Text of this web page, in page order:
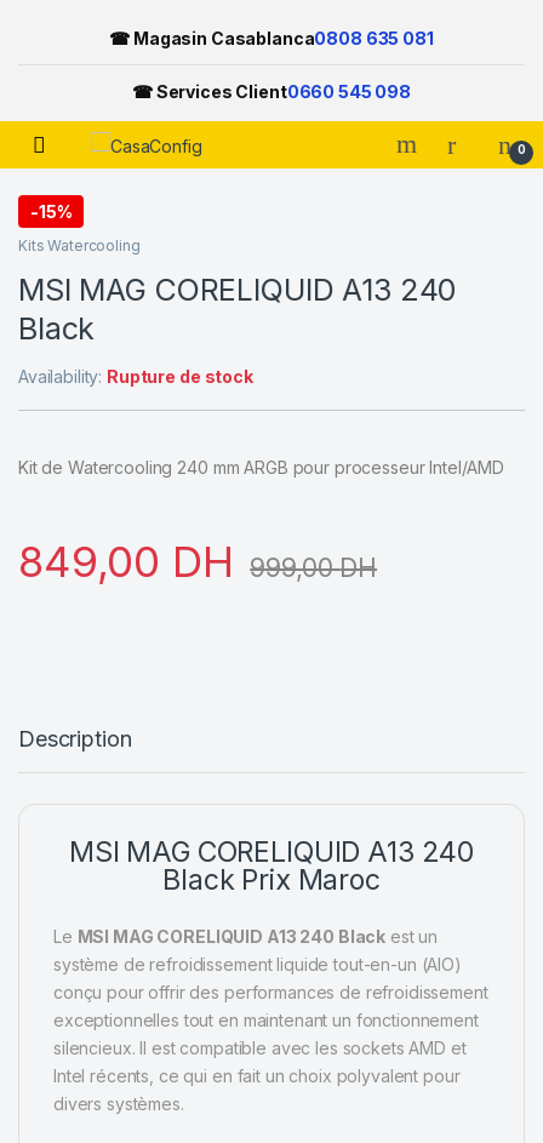
☎ Magasin Casablanca0808 635 081
☎ Services Client0660 545 098
Open 0
-15%
Kits Watercooling
MSI MAG CORELIQUID A13 240
Black
Availability: Rupture de stock
Kit de Watercooling 240 mm ARGB pour processeur Intel/AMD
849,00 DH 999,00DH
Description
MSI MAG CORELIQUID A13 240
Black Prix Maroc
Le MSI MAG CORELIQUID A13 240 Black est un
système de refroidissement liquide tout-en-un (AIO)
conçu pour offrir des performances de refroidissement
exceptionnelles tout en maintenant un fonctionnement
silencieux. Il est compatible avec les sockets AMD et
Intel récents, ce qui en fait un choix polyvalent pour
divers systèmes.